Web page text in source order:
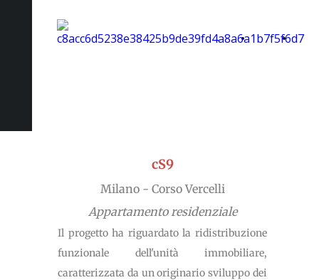
Home Lo
cS9
Milano - Corso Vercelli
Appartamento residenziale
Il progetto ha riguardato la ridistribuzione
funzionale dell'unità immobiliare,
caratterizzata da un originario sviluppo dei